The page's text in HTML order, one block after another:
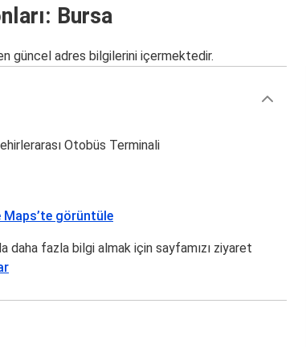
Bursa
güncel adres bilgilerini içermektedir.
Otobüs Terminali
Maps’te görüntüle
daha fazla bilgi almak için sayfamızı ziyaret